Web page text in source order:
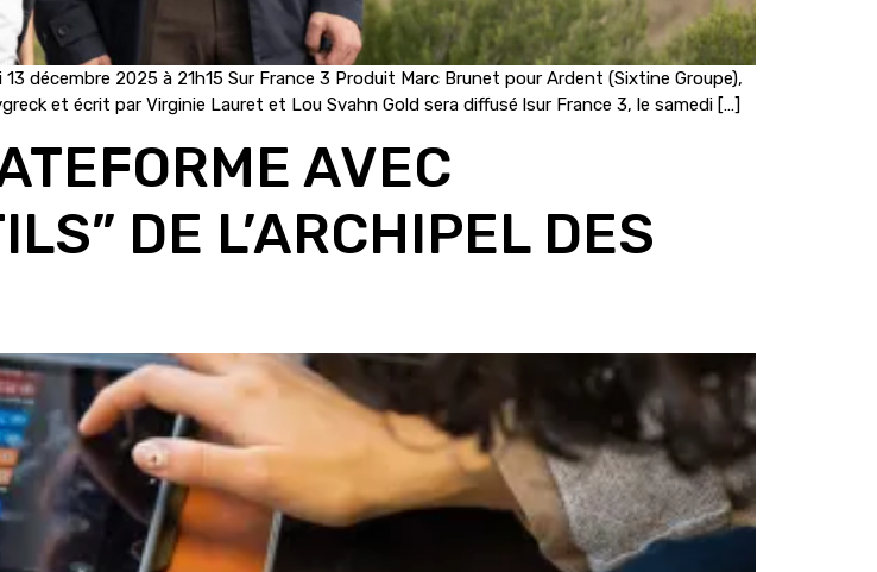
décembre 2025 à 21h15 Sur France 3 Produit Marc Brunet pour Ardent (Sixtine Groupe),
et écrit par Virginie Lauret et Lou Svahn Gold sera diffusé lsur France 3, le samedi […]
AVEC
DE L’ARCHIPEL DES